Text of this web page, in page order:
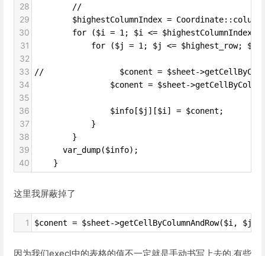
28
        //
29
$highestColumnIndex =
30
for ($i = 1; $i <= $highestColumnIndex;
31
for ($j = 1; $j <= $highest_row;
32
33
//                $conent = $sheet-
34
$conent = $sheet-
35
36
                $info[$j][$i] = $conent;
37
            }
38
        }
39
      var_dump($info);
40
    }
这里我屏蔽掉了
1 $conent = $sheet->getCellByColumnAndRow($i,
因为我们execl中的表格的值不一定就是手动书写上去的,有些